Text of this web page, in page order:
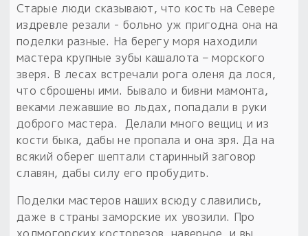
Старые люди сказывают, что кость на Севере
издревле резали - больно уж пригодна она на
поделки разные. На берегу моря находили
мастера крупные зубы кашалота – морского
зверя. В лесах встречали рога оленя да лося,
что сброшены ими. Бывало и бивни мамонта,
веками лежавшие во льдах, попадали в руки
доброго мастера. Делали много вещиц и из
кости быка, дабы не пропала и она зря. Да на
всякий оберег шептали старинный заговор
славян, дабы силу его пробудить.
Поделки мастеров наших всюду славились,
даже в страны заморские их увозили. Про